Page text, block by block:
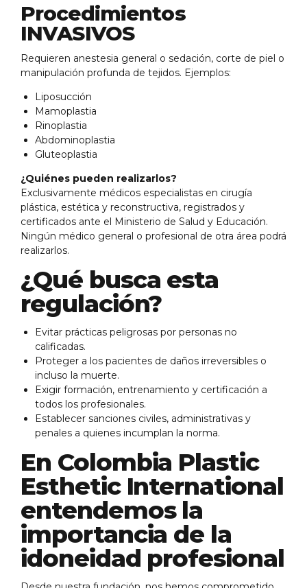
Procedimientos
INVASIVOS
Requieren anestesia general o sedación, corte de piel o
manipulación profunda de tejidos. Ejemplos:
Liposucción
Mamoplastia
Rinoplastia
Abdominoplastia
Gluteoplastia
¿Quiénes pueden realizarlos?
Exclusivamente médicos especialistas en cirugía
plástica, estética y reconstructiva, registrados y
certificados ante el Ministerio de Salud y Educación.
Ningún médico general o profesional de otra área podrá
realizarlos.
¿Qué busca esta
regulación?
Evitar prácticas peligrosas por personas no
calificadas.
Proteger a los pacientes de daños irreversibles o
incluso la muerte.
Exigir formación, entrenamiento y certificación a
todos los profesionales.
Establecer sanciones civiles, administrativas y
penales a quienes incumplan la norma.
En Colombia Plastic
Esthetic International
entendemos la
importancia de la
idoneidad profesional